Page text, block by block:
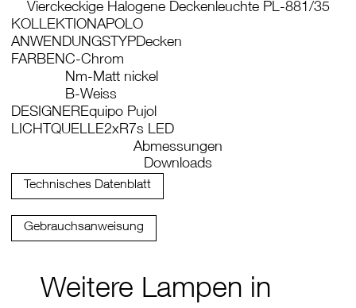
Vierckeckige Halogene Deckenleuchte PL-881/35
KOLLEKTIONAPOLO
ANWENDUNGSTYPDecken
FARBENC-Chrom
Nm-Matt nickel
B-Weiss
DESIGNEREquipo Pujol
LICHTQUELLE2xR7s LED
Abmessungen
Downloads
Technisches Datenblatt
Gebrauchsanweisung
Weitere Lampen in